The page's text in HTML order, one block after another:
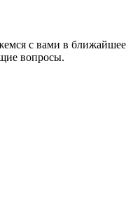
с вами в ближайшее
вопросы.